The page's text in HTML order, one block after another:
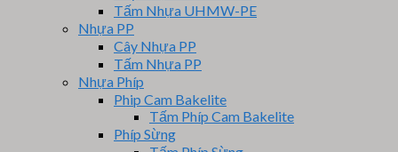
Tấm Nhựa UHMW-PE
Nhựa PP
Cây Nhựa PP
Tấm Nhựa PP
Nhựa Phíp
Phip Cam Bakelite
Tấm Phíp Cam Bakelite
Phíp Sừng